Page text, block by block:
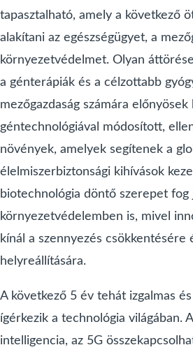
tapasztalható, amely a következő
alakítani az egészségügyet, a
környezetvédelmet. Olyan
a génterápiák és a célzottabb
mezőgazdaság számára előnyösek
géntechnológiával módosított,
növények, amelyek segítenek a
élelmiszerbiztonsági kihívások
biotechnológia döntő szerepet fog
környezetvédelemben is, mivel
kínál a szennyezés csökkentésére
helyreállítására.
A következő 5 év tehát izgalmas
ígérkezik a technológia világában.
intelligencia, az 5G